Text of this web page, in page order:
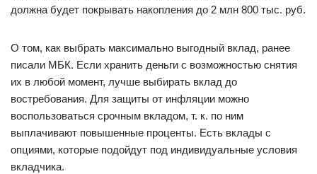
должна будет покрывать накопления до 2 млн 800 тыс. руб.
О том, как выбрать максимально выгодный вклад, ранее
писали МБК. Если хранить деньги с возможностью снятия
их в любой момент, лучше выбирать вклад до
востребования. Для защиты от инфляции можно
воспользоваться срочным вкладом, т. к. по ним
выплачивают повышенные проценты. Есть вклады с
опциями, которые подойдут под индивидуальные условия
вкладчика.